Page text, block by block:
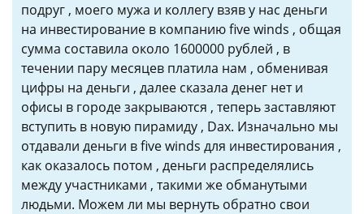
подруг , моего мужа и коллегу взяв у нас деньги
на инвестирование в компанию five winds , общая
сумма составила около 1600000 рублей , в
течении пару месяцев платила нам , обменивая
цифры на деньги , далее сказала денег нет и
офисы в городе закрываются , теперь заставляют
вступить в новую пирамиду , Dax. Изначально мы
отдавали деньги в five winds для инвестирования ,
как оказалось потом , деньги распределялись
между участниками , такими же обманутыми
людьми. Можем ли мы вернуть обратно свои